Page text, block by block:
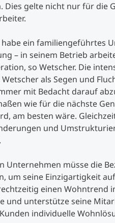
Dies gelte nicht nur für die
ein familiengeführtes
– in seinem Betrieb
so Wetscher. Die
als Segen und
mit Bedacht darauf
wie für die nächste
am besten wäre.
und
Unternehmen müsse die
um seine Einzigartigkeit
einen Wohntrend
und unterstütze seine
individuelle